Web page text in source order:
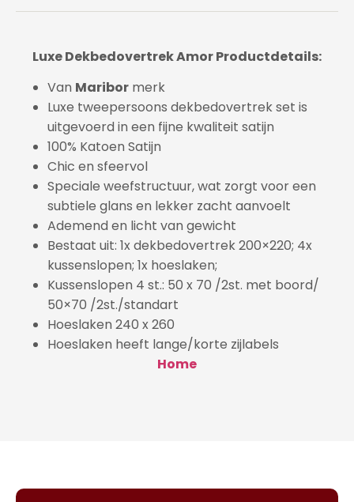
Luxe Dekbedovertrek Amor Productdetails:
Van Maribor merk
Luxe tweepersoons dekbedovertrek set is
uitgevoerd in een fijne kwaliteit satijn
100% Katoen Satijn
Chic en sfeervol
Speciale weefstructuur, wat zorgt voor een
subtiele glans en lekker zacht aanvoelt
Ademend en licht van gewicht
Bestaat uit: 1x dekbedovertrek 200×220; 4x
kussenslopen; 1x hoeslaken;
Kussenslopen 4 st.: 50 x 70 /2st. met boord/
50×70 /2st./standart
Hoeslaken 240 x 260
Hoeslaken heeft lange/korte zijlabels
Home